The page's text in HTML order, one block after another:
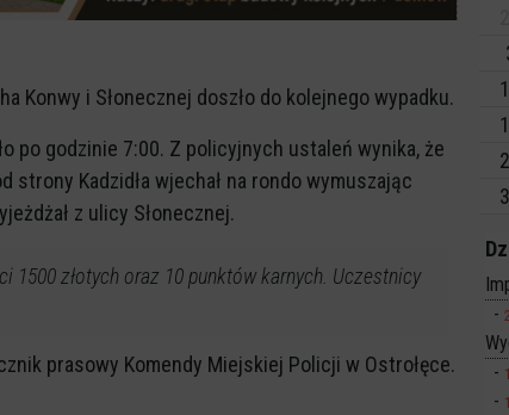
Konwy i Słonecznej doszło do kolejnego wypadku.
po godzinie 7:00. Z policyjnych ustaleń wynika, że
Kadzidła wjechał na rondo wymuszając
z ulicy Słonecznej.
1500 złotych oraz 10 punktów karnych. Uczestnicy
prasowy Komendy Miejskiej Policji w Ostrołęce.